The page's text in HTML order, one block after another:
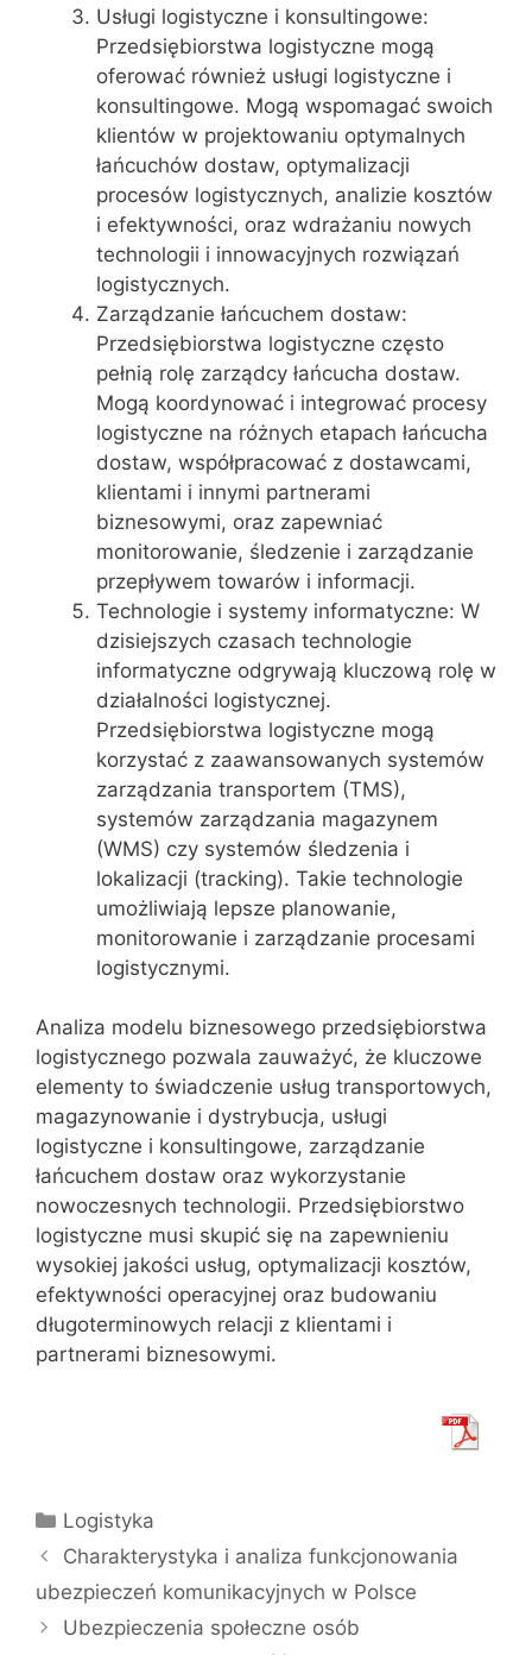
Usługi logistyczne i konsultingowe:
Przedsiębiorstwa logistyczne mogą
oferować również usługi logistyczne i
konsultingowe. Mogą wspomagać swoich
klientów w projektowaniu optymalnych
łańcuchów dostaw, optymalizacji
procesów logistycznych, analizie kosztów
i efektywności, oraz wdrażaniu nowych
technologii i innowacyjnych rozwiązań
logistycznych.
Zarządzanie łańcuchem dostaw:
Przedsiębiorstwa logistyczne często
pełnią rolę zarządcy łańcucha dostaw.
Mogą koordynować i integrować procesy
logistyczne na różnych etapach łańcucha
dostaw, współpracować z dostawcami,
klientami i innymi partnerami
biznesowymi, oraz zapewniać
monitorowanie, śledzenie i zarządzanie
przepływem towarów i informacji.
Technologie i systemy informatyczne: W
dzisiejszych czasach technologie
informatyczne odgrywają kluczową rolę w
działalności logistycznej.
Przedsiębiorstwa logistyczne mogą
korzystać z zaawansowanych systemów
zarządzania transportem (TMS),
systemów zarządzania magazynem
(WMS) czy systemów śledzenia i
lokalizacji (tracking). Takie technologie
umożliwiają lepsze planowanie,
monitorowanie i zarządzanie procesami
logistycznymi.
Analiza modelu biznesowego przedsiębiorstwa
logistycznego pozwala zauważyć, że kluczowe
elementy to świadczenie usług transportowych,
magazynowanie i dystrybucja, usługi
logistyczne i konsultingowe, zarządzanie
łańcuchem dostaw oraz wykorzystanie
nowoczesnych technologii. Przedsiębiorstwo
logistyczne musi skupić się na zapewnieniu
wysokiej jakości usług, optymalizacji kosztów,
efektywności operacyjnej oraz budowaniu
długoterminowych relacji z klientami i
partnerami biznesowymi.
Kategorie
Logistyka
Charakterystyka i analiza funkcjonowania
ubezpieczeń komunikacyjnych w Polsce
Ubezpieczenia społeczne osób